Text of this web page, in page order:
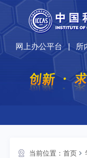
网上办公平台|所
当前位置： 首页